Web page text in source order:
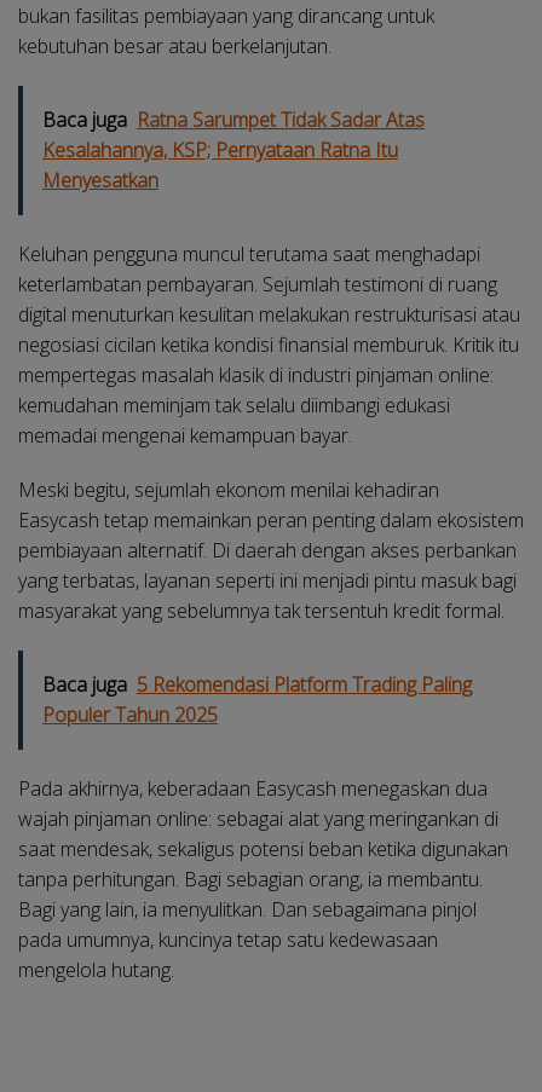
bukan fasilitas pembiayaan yang dirancang untuk
kebutuhan besar atau berkelanjutan.
Baca juga Ratna Sarumpet Tidak Sadar Atas
Kesalahannya, KSP; Pernyataan Ratna Itu
Menyesatkan
Keluhan pengguna muncul terutama saat menghadapi
keterlambatan pembayaran. Sejumlah testimoni di ruang
digital menuturkan kesulitan melakukan restrukturisasi atau
negosiasi cicilan ketika kondisi finansial memburuk. Kritik itu
mempertegas masalah klasik di industri pinjaman online:
kemudahan meminjam tak selalu diimbangi edukasi
memadai mengenai kemampuan bayar.
Meski begitu, sejumlah ekonom menilai kehadiran
Easycash tetap memainkan peran penting dalam ekosistem
pembiayaan alternatif. Di daerah dengan akses perbankan
yang terbatas, layanan seperti ini menjadi pintu masuk bagi
masyarakat yang sebelumnya tak tersentuh kredit formal.
Baca juga 5 Rekomendasi Platform Trading Paling
Populer Tahun 2025
Pada akhirnya, keberadaan Easycash menegaskan dua
wajah pinjaman online: sebagai alat yang meringankan di
saat mendesak, sekaligus potensi beban ketika digunakan
tanpa perhitungan. Bagi sebagian orang, ia membantu.
Bagi yang lain, ia menyulitkan. Dan sebagaimana pinjol
pada umumnya, kuncinya tetap satu kedewasaan
mengelola hutang.